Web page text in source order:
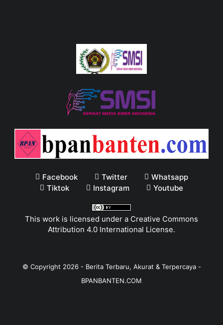
Facebook Twitter
Whatsapp
Tiktok
Instagram Youtube
This work is licensed under a Creative Commons
Attribution 4.0 International License.
© Copyright 2026- Berita Terbaru, Akurat & Terpercaya -
BPANBANTEN.COM